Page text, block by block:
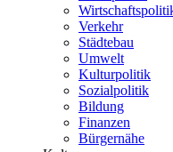
Verkehr
Städtebau
Umwelt
Kulturpolitik
Sozialpolitik
Bildung
Finanzen
Bürgernähe